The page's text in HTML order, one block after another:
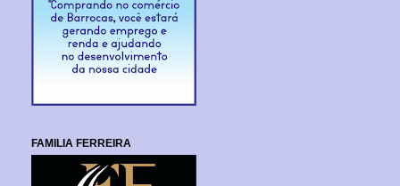
FAMILIA FERREIRA